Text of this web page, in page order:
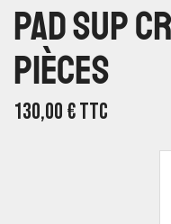
Pad SUP
Pièces
130,00€TTC